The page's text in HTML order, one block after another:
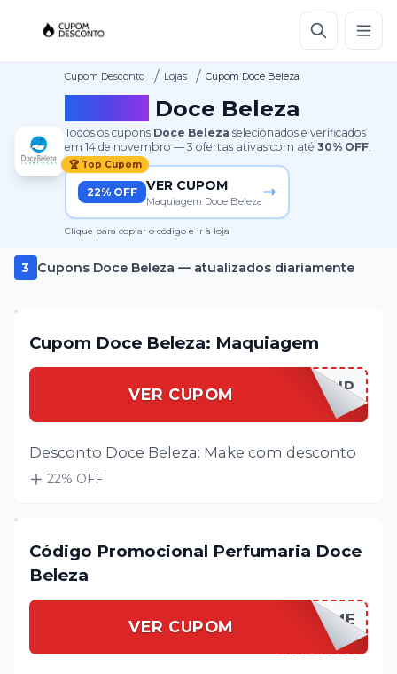
Cupom Desconto / Lojas / Cupom Doce Beleza
Doce Beleza
Todos os cupons Doce Beleza selecionados e verificados
em 14 de novembro —3 ofertas ativas com até30% OFF.
🏆 Top Cupom
22% OFF VER CUPOM
Maquiagem Doce Beleza
Clique para copiar o código e ir à loja
3 Cupons Doce Beleza — atualizados diariamente
Cupom Doce Beleza: Maquiagem
VER CUPOMDOCEBEMAKEUP
Desconto Doce Beleza: Make com desconto
22% OFF
Código Promocional Perfumaria Doce
Beleza
VER CUPOMDOCEBEPERFUME